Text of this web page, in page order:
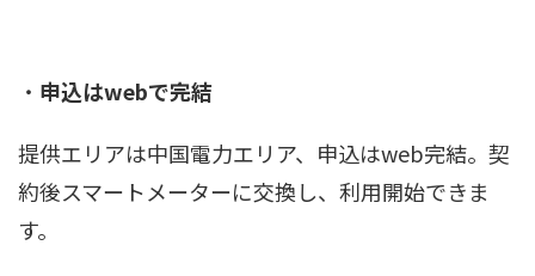
・ 申込はwebで完結
提供エリアは中国電力エリア、申込はweb完結。契
約後スマートメーターに交換し、利用開始できま
す。